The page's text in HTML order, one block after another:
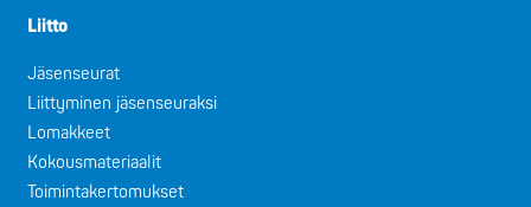
Liitto
Jäsenseurat
Liittyminen jäsenseuraksi
Lomakkeet
Kokousmateriaalit
Toimintakertomukset